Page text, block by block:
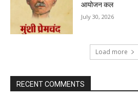
आयोजन कल
July 30, 2026
Load more
RECENT COMMENTS